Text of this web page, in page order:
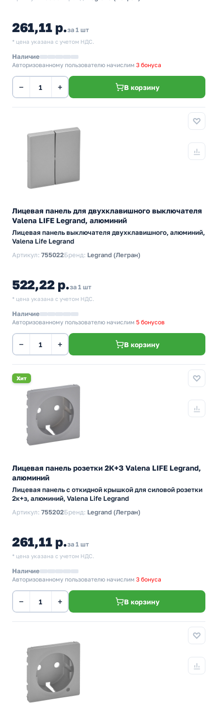
261,11 р.за 1 шт
* цена указана с учетом НДС.
Наличие
Авторизованному пользователю начислим 3 бонуса
− + В корзину
Лицевая панель для двухклавишного выключателя
Valena LIFE Legrand, алюминий
Лицевая панель выключателя двухклавишного, алюминий,
Valena Life Legrand
Артикул: 755022Бренд: Legrand (Легран)
522,22 р.за 1 шт
* цена указана с учетом НДС.
Наличие
Авторизованному пользователю начислим 5 бонусов
− + В корзину
Хит
Лицевая панель розетки 2К+З Valena LIFE Legrand,
алюминий
Лицевая панель с откидной крышкой для силовой розетки
2к+з, алюминий, Valena Life Legrand
Артикул: 755202Бренд: Legrand (Легран)
261,11 р.за 1 шт
* цена указана с учетом НДС.
Наличие
Авторизованному пользователю начислим 3 бонуса
− + В корзину